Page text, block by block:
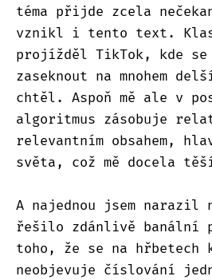
téma přijde zcela
vznikl i tento text.
projížděl TikTok, kde se
zaseknout na mnohem
chtěl. Aspoň mě ale v
algoritmus zásobuje
relevantním obsahem,
světa, což mě docela
A najednou jsem narazil
řešilo zdánlivě banální
toho, že se na
neobjevuje číslování